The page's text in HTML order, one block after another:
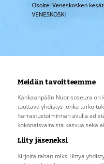
Osoite: Veneskosken
VENESKOSKI
Meidän tavoitteemme
Kankaanpään Nuorisoseura
tuottava yhdistys jonka
harrastustoiminnan avulla
kokonaisvaltaista kasvua sekä
Liity jäseneksi
Kirjoita tähän miksi liittyä